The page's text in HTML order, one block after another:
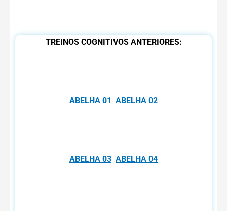
TREINOS COGNITIVOS ANTERIORES:
ABELHA 01 ABELHA 02
ABELHA 03 ABELHA 04